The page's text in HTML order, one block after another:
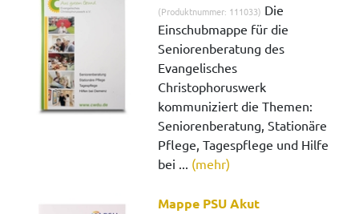
(Produktnummer: 111033) Die
Einschubmappe für die
Seniorenberatung des
Evangelisches
Christophoruswerk
kommuniziert die Themen:
Seniorenberatung, Stationäre
Pflege, Tagespflege und Hilfe
bei ... (mehr)
Mappe PSU Akut